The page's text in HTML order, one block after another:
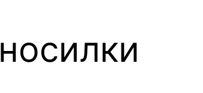
носилки